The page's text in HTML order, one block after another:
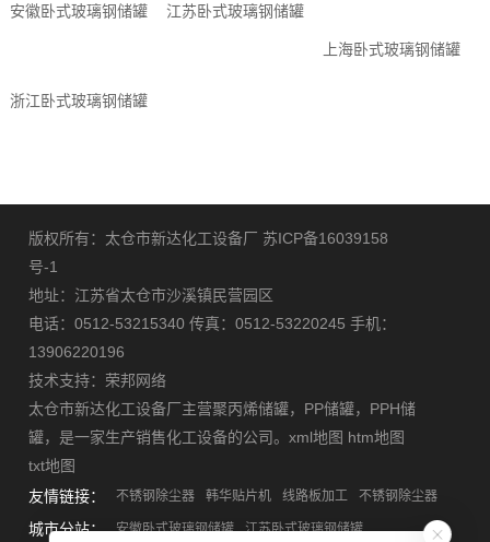
安徽卧式玻璃钢储罐 江苏卧式玻璃钢储罐
上海卧式玻璃钢储罐
浙江卧式玻璃钢储罐
版权所有：太仓市新达化工设备厂 苏ICP备16039158
号-1
地址：江苏省太仓市沙溪镇民营园区
电话：0512-53215340 传真：0512-53220245 手机：
13906220196
技术支持： 荣邦网络
太仓市新达化工设备厂主营聚丙烯储罐， PP储罐， PPH储
罐，是一家生产销售化工设备的公司。xml地图 htm地图
txt地图
友情链接：
不锈钢除尘器 韩华贴片机 线路板加工 不锈钢除尘器
城市分站： 安徽卧式玻璃钢储罐 江苏卧式玻璃钢储罐